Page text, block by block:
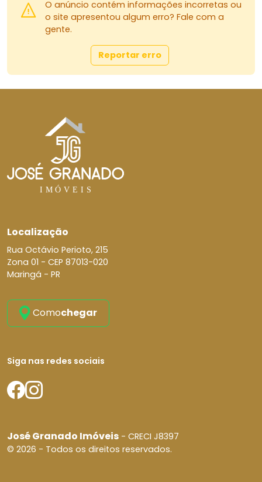
O anúncio contém informações incorretas ou
o site apresentou algum erro? Fale com a
gente.
Reportar erro
Localização
Rua Octávio Perioto, 215
Zona 01 - CEP 87013-020
Maringá - PR
Comochegar
Siga nas redes sociais
José Granado Imóveis - CRECI J8397
© 2026 - Todos os direitos reservados.